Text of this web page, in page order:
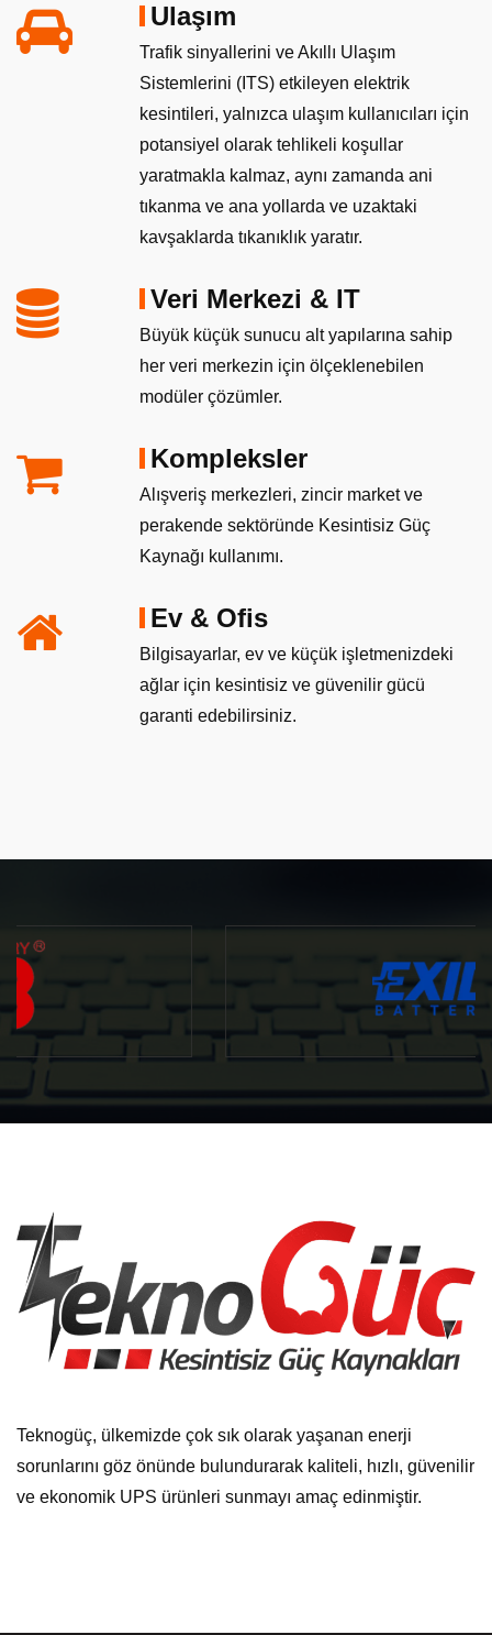
Ulaşım
Trafik sinyallerini ve Akıllı Ulaşım
Sistemlerini (ITS) etkileyen elektrik
kesintileri, yalnızca ulaşım kullanıcıları için
potansiyel olarak tehlikeli koşullar
yaratmakla kalmaz, aynı zamanda ani
tıkanma ve ana yollarda ve uzaktaki
kavşaklarda tıkanıklık yaratır.
Veri Merkezi & IT
Büyük küçük sunucu alt yapılarına sahip
her veri merkezin için ölçeklenebilen
modüler çözümler.
Kompleksler
Alışveriş merkezleri, zincir market ve
perakende sektöründe Kesintisiz Güç
Kaynağı kullanımı.
Ev & Ofis
Bilgisayarlar, ev ve küçük işletmenizdeki
ağlar için kesintisiz ve güvenilir gücü
garanti edebilirsiniz.
Teknogüç, ülkemizde çok sık olarak yaşanan enerji
sorunlarını göz önünde bulundurarak kaliteli, hızlı, güvenilir
ve ekonomik UPS ürünleri sunmayı amaç edinmiştir.